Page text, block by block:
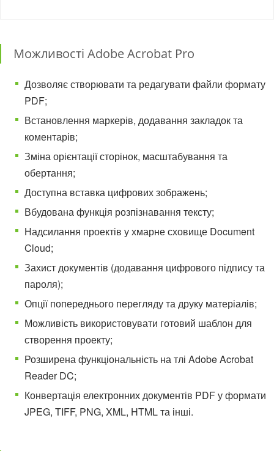
Можливості Adobe Acrobat Pro
Дозволяє створювати та редагувати файли формату
PDF;
Встановлення маркерів, додавання закладок та
коментарів;
Зміна орієнтації сторінок, масштабування та
обертання;
Доступна вставка цифрових зображень;
Вбудована функція розпізнавання тексту;
Надсилання проектів у хмарне сховище Document
Cloud;
Захист документів (додавання цифрового підпису та
пароля);
Опції попереднього перегляду та друку матеріалів;
Можливість використовувати готовий шаблон для
створення проекту;
Розширена функціональність на тлі Adobe Acrobat
Reader DC;
Конвертація електронних документів PDF у формати
JPEG, TIFF, PNG, XML, HTML та інші.